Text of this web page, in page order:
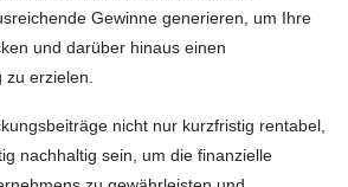
Gewinne generieren, um Ihre
und darüber hinaus einen
erzielen.
nicht nur kurzfristig rentabel,
nachhaltig sein, um die finanzielle